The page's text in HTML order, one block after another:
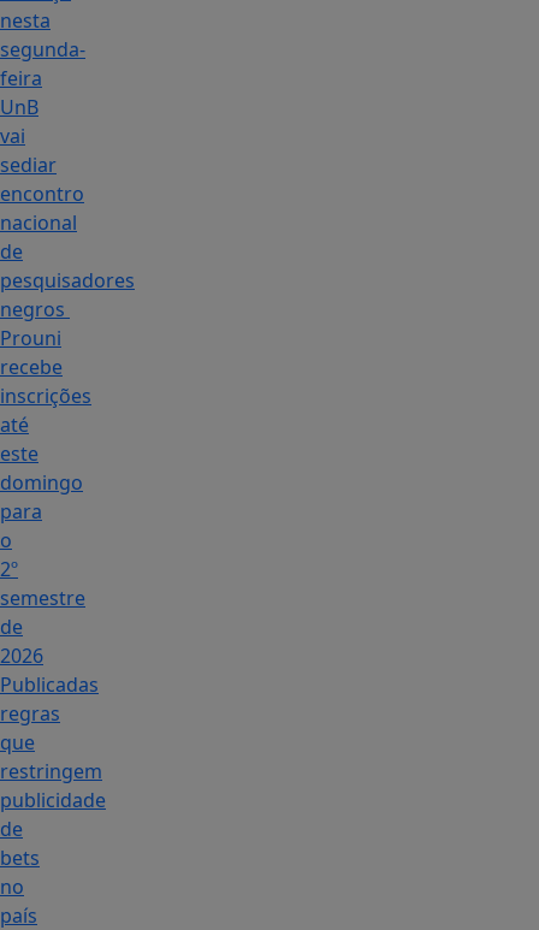
nesta
segunda-
feira
UnB
vai
sediar
encontro
nacional
de
pesquisadores
negros
Prouni
recebe
inscrições
até
este
domingo
para
o
2º
semestre
de
2026
Publicadas
regras
que
restringem
publicidade
de
bets
no
país